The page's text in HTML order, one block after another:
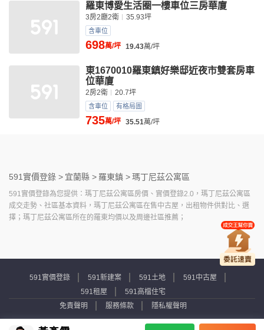
羅東博愛生活圈一樓車位三房華廈
3房2廳2衛 35.93坪
含車位
698萬/坪 19.43萬/坪
東1670010羅東鎮好樂邸近夜市雙套房車
位華廈
2房2衛 20.7坪
含車位 有格局圖
735萬/坪 35.51萬/坪
591實價登錄 > 宜蘭縣 > 羅東鎮 >瑪丁尼茲公寓區
591實價登錄為您提供：瑪丁尼茲公寓區房價、實價登錄2.0，瑪丁尼茲公寓區
成交走勢、社區基本資料，瑪丁尼茲公寓區在售中古屋，出租物件供對比、選
擇；瑪丁尼茲公寓區所在的羅東均價以及周邊社區推薦；
591實價登錄 591新建案 591土地
591中古屋
591租屋
591高檔住宅
免責聲明
服務條款 隱私權聲明
Copyright © 2007-2026 by Addcn Technology Co., Ltd. All Rights reserved.